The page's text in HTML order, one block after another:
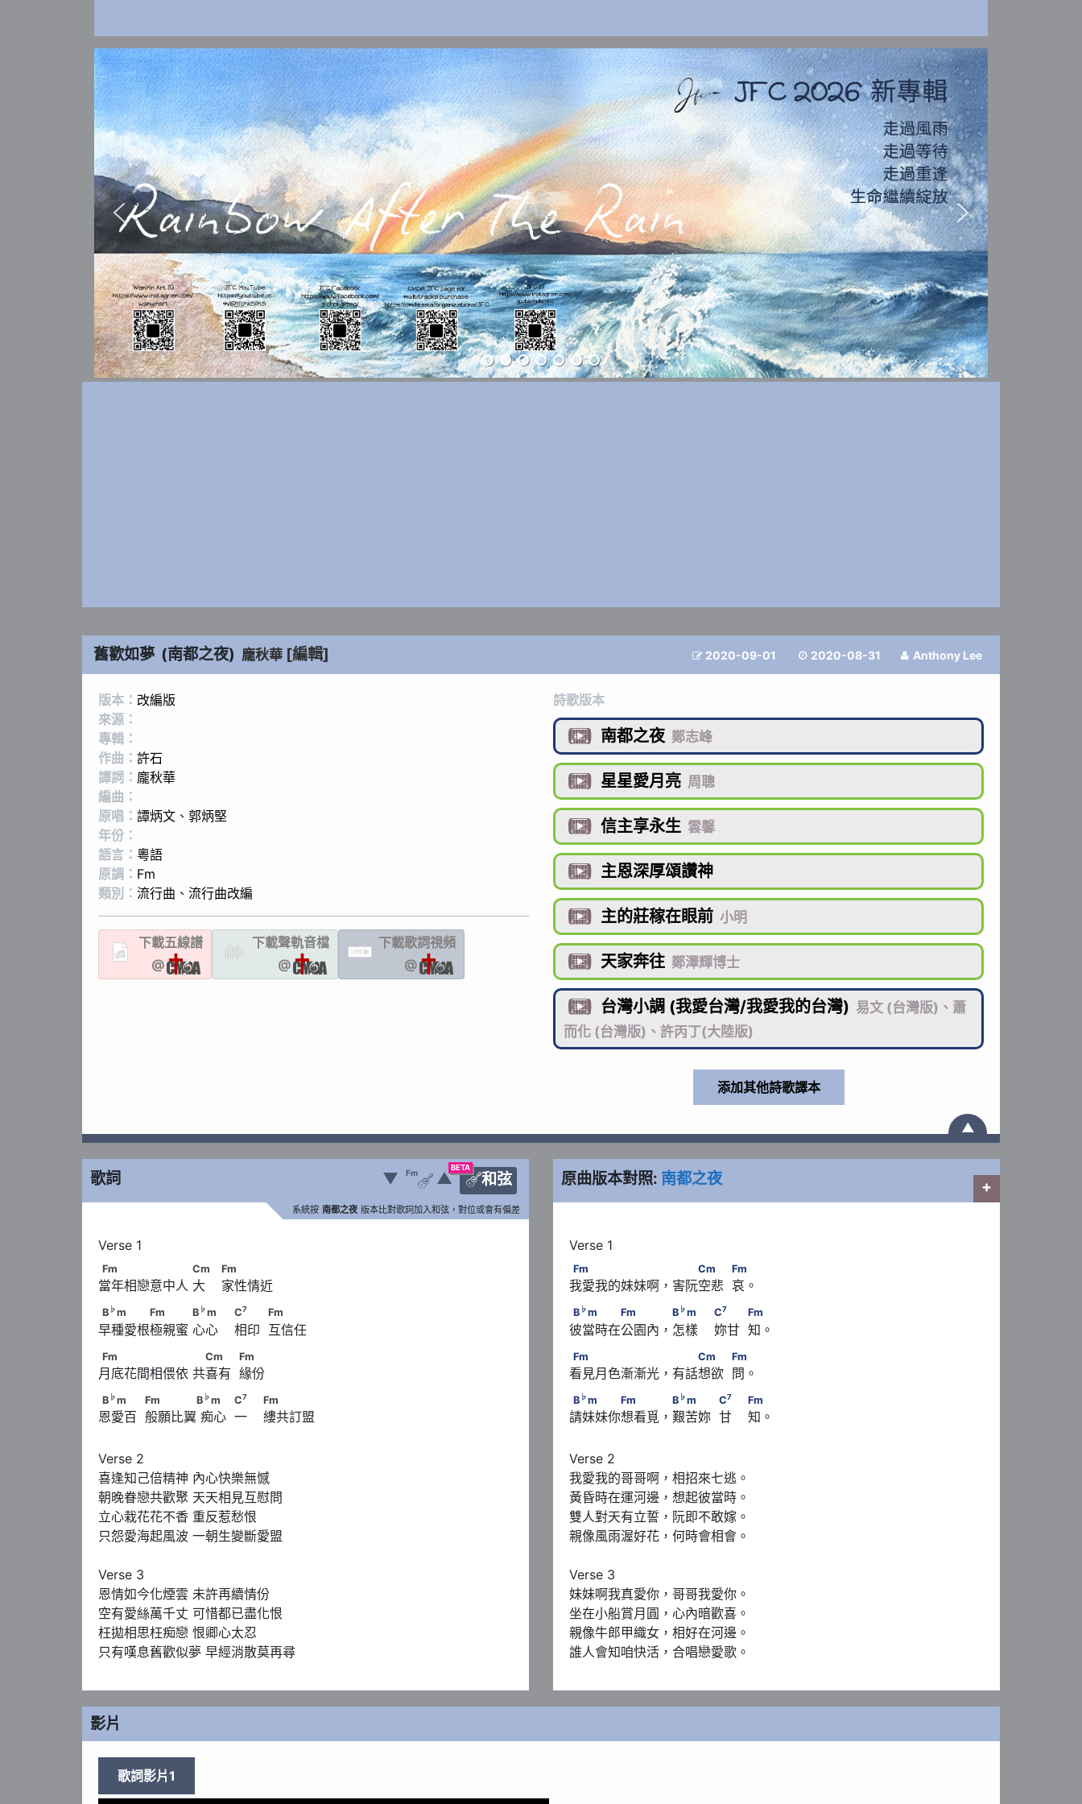
舊歡如夢 (南都之夜) 龐秋華 [編輯]  2020-09-01  2020-08-31  Anthony Lee
版本： 改編版
來源：
專輯：
作曲： 許石
譯詞： 龐秋華
編曲：
原唱： 譚炳文 、 郭炳堅
年份：
語言： 粵語
原調： Fm
類別： 流行曲 、 流行曲改編
下載五線譜
@
下載聲軌音檔
@
LYRIC
下載歌詞視頻
@
詩歌版本
 南都之夜 鄭志峰
 星星愛月亮 周聰
 信主享永生 雲馨
 主恩深厚頌讚神
 主的莊稼在眼前 小明
 天家奔往 鄭澤輝博士
 台灣小調 (我愛台灣/我愛我的台灣) 易文 (台灣版)、蕭
而化 (台灣版)、許丙丁(大陸版)
▲
歌詞
BETA
和弦
▼ Fm
 ▲ 原曲版本對照: 南都之夜 +
系統按 南都之夜 版本比對歌詞加入和弦，對位或會有偏差
Fm　　　　　　　      Cm　                        Fm
Fm Cm Fm
當年相戀意中人 大    家性情近
B♭m　　　　Fm　　　      B ♭m　　                        C
Fm
B ♭m Fm B ♭m C7 Fm
早種愛根極親蜜 心心    相印  互信任
Fm　　　　　　　      　Cm　　            Fm
Fm Cm Fm
月底花間相偎依 共喜有  緣份
B♭m　　　            Fm　　　　B
Fm
B ♭m Fm B ♭m C7 Fm
恩愛百  般願比翼 痴心  一    縷共訂盟
Verse 2
喜逢知己倍精神 內心快樂無憾
朝晚眷戀共歡聚 天天相見互慰問
立心栽花花不香 重反惹愁恨
只怨愛海起風波 一朝生變斷愛盟
Verse 3
恩情如今化煙雲 未許再續情份
空有愛絲萬千丈 可惜都已盡化恨
枉拋相思枉痴戀 恨卿心太忍
只有嘆息舊歡似夢 早經消散莫再尋
Fm　　　　　　　 　　Cm　　            Fm
Fm Cm Fm
我愛我的妹妹啊，害阮空悲  哀。
B♭m　　　　Fm　　　 B♭ m　　                        C
B ♭m Fm B ♭m C7 Fm
彼當時在公園內，怎樣    妳甘  知。
Fm　　　　　　　 　　Cm　　            Fm
Fm Cm Fm
看見月色漸漸光，有話想欲  問。
B♭m　　　　Fm　　　 B ♭m　　　            C
B ♭m Fm B ♭m C7 Fm
請妹妹你想看覓，艱苦妳  甘    知。
Verse 2
我愛我的哥哥啊，相招來七逃。
黃昏時在運河邊，想起彼當時。
雙人對天有立誓，阮即不敢嫁。
親像風雨渥好花，何時會相會。
Verse 3
妹妹啊我真愛你，哥哥我愛你。
坐在小船賞月圓，心內暗歡喜。
親像牛郎甲織女，相好在河邊。
誰人會知咱快活，合唱戀愛歌。
影片
歌詞影片1